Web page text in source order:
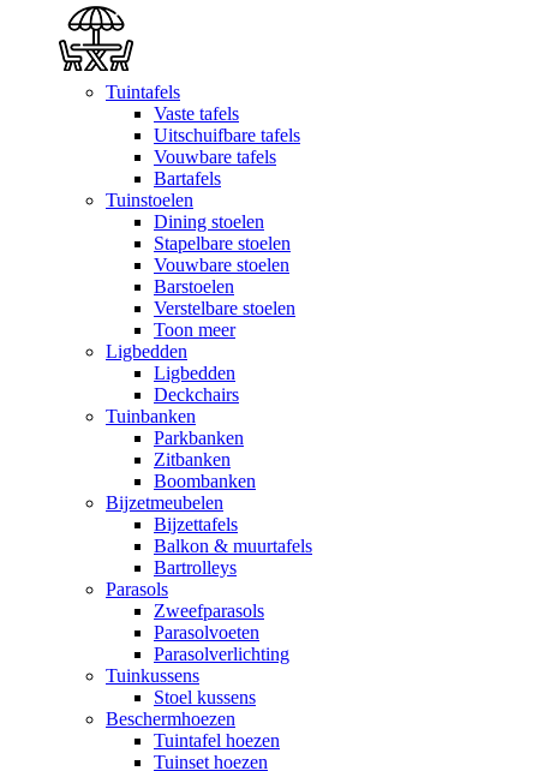
Tuintafels
Vaste tafels
Uitschuifbare tafels
Vouwbare tafels
Bartafels
Tuinstoelen
Dining stoelen
Stapelbare stoelen
Vouwbare stoelen
Barstoelen
Verstelbare stoelen
Toon meer
Ligbedden
Ligbedden
Deckchairs
Tuinbanken
Parkbanken
Zitbanken
Boombanken
Bijzetmeubelen
Bijzettafels
Balkon & muurtafels
Bartrolleys
Parasols
Zweefparasols
Parasolvoeten
Parasolverlichting
Tuinkussens
Stoel kussens
Beschermhoezen
Tuintafel hoezen
Tuinset hoezen